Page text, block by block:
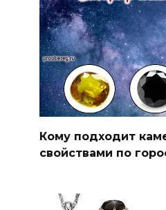
Кому подходит
свойствами по